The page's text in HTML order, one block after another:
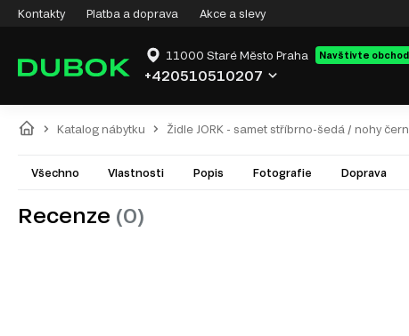
Kontakty Platba a doprava Akce a slevy
11000 Staré Město Praha Navštivte obchod
+420510510207
Katalog nábytku Židle JORK - samet stříbrno-šedá / nohy
Všechno Vlastnosti Popis Fotografie Doprava
Recenze (0)